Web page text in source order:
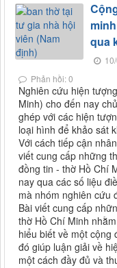
qua
Phản hồi: 0
Nghiên cứu hiện
Minh) cho đến nay
ghép với các hiện
loại hình để khảo sát
Với cách tiếp cận
viết cung cấp những
đồng tin - thờ Hồ Chí
nay qua các số liệu
mà nhóm nghiên cứu
Bài viết cung cấp
thờ Hồ Chí Minh
hiểu biết về một cộng
đó giúp luận giải về
một cách đầy đủ và